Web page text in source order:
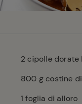
2 cipolle dorate
800 g costine
1 foglia di alloro